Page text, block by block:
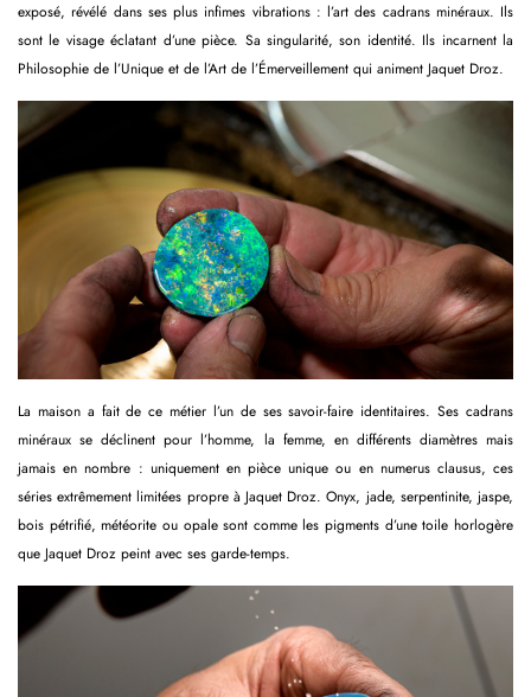
exposé, révélé dans ses plus infimes vibrations : l’art des cadrans minéraux. Ils
sont le visage éclatant d’une pièce. Sa singularité, son identité. Ils incarnent la
Philosophie de l’Unique et de l’Art de l’Émerveillement qui animent Jaquet Droz.
La maison a fait de ce métier l’un de ses savoir-faire identitaires. Ses cadrans
minéraux se déclinent pour l’homme, la femme, en différents diamètres mais
jamais en nombre : uniquement en pièce unique ou en numerus clausus, ces
séries extrêmement limitées propre à Jaquet Droz. Onyx, jade, serpentinite, jaspe,
bois pétrifié, météorite ou opale sont comme les pigments d’une toile horlogère
que Jaquet Droz peint avec ses garde-temps.